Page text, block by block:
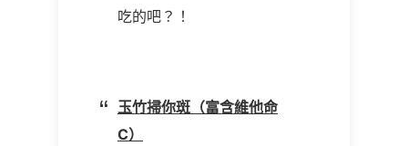
吃的吧？！
玉竹掃你斑（富含維他命
C）